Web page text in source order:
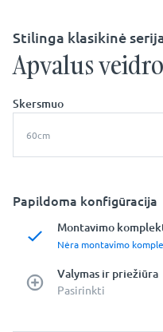
Stilinga klasikinė
Apvalus
Skersmuo
60cm
Papildoma konfigūracija
Montavimo
Nėra montavimo
Valymas ir priežiūra
Pasirinkti